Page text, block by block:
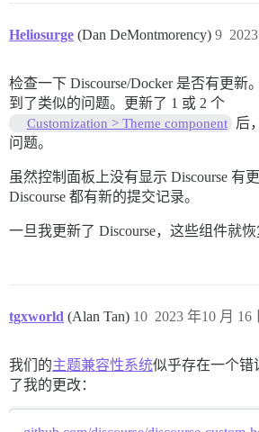
Heliosurge (Dan DeMontmorency) 9
检查一下 Discourse/Docker 是否有更新
到了类似的问题。更新了 1 或 2 个
Customization > Theme component
后
问题。
虽然控制面板上没有显示 Discourse 有
Discourse 都有新的提交记录。
一旦我更新了 Discourse，这些组件就恢
tgxworld (Alan Tan) 2023 年10 月 16
10
我们的主题兼容性系统似乎存在一个错
了我的更改：